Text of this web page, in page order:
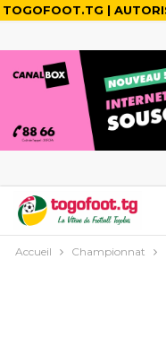
TOGOFOOT.TG |
Accueil Championnat